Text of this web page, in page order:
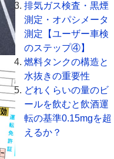
排気ガス検査・黒煙
測定・オパシメータ
測定【ユーザー車検
のステップ④】
燃料タンクの構造と
水抜きの重要性
どれくらいの量のビ
ールを飲むと飲酒運
転の基準0.15mgを超
えるか？